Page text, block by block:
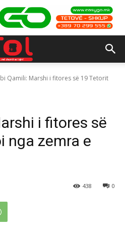
Qamili: Marshi i fitores së 19 Tetorit
i fitores së
nga zemra e
0
438